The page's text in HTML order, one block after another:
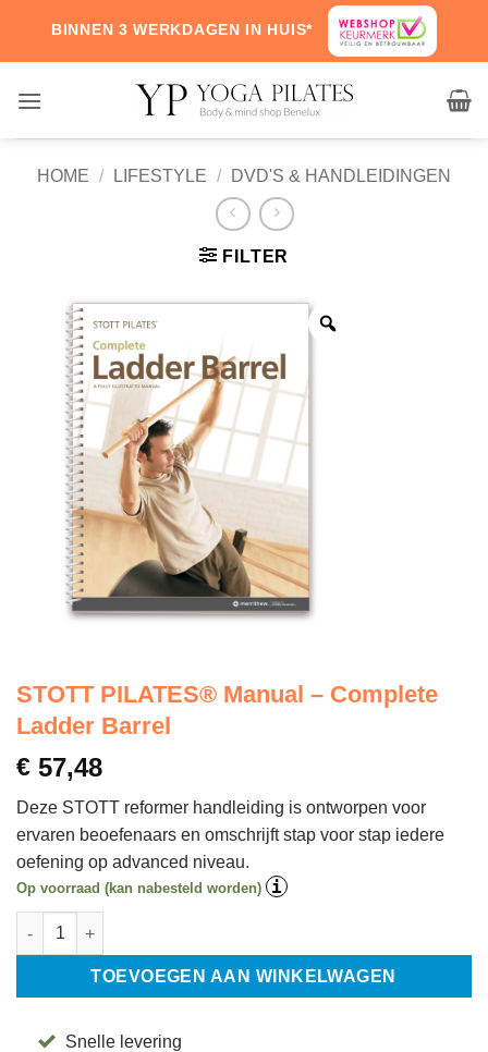
content
BINNEN 3 WERKDAGEN IN HUIS*
HOME / LIFESTYLE / DVD'S & HANDLEIDINGEN
FILTER
STOTT PILATES® Manual – Complete
Ladder Barrel
€ 57,48
Deze STOTT reformer handleiding is ontworpen voor
ervaren beoefenaars en omschrijft stap voor stap iedere
oefening op advanced niveau.
Op voorraad (kan nabesteld worden) i
STOTT PILATES® Manual - Complete Ladder Barrel aantal
TOEVOEGEN AAN WINKELWAGEN
Snelle levering